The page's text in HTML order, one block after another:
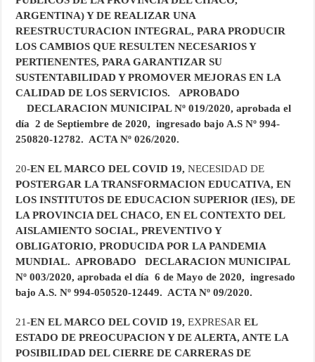
ARGENTINA) Y DE REALIZAR UNA
REESTRUCTURACION INTEGRAL, PARA PRODUCIR
LOS CAMBIOS QUE RESULTEN NECESARIOS Y
PERTIENENTES, PARA GARANTIZAR SU
SUSTENTABILIDAD Y PROMOVER MEJORAS EN LA
CALIDAD DE LOS SERVICIOS. APROBADO
DECLARACION MUNICIPAL Nº 019/2020, aprobada el
día 2 de Septiembre de 2020, ingresado bajo A.S Nº 994-
250820-12782. ACTA Nº 026/2020.
20-EN EL MARCO DEL COVID 19, NECESIDAD DE
POSTERGAR LA TRANSFORMACION EDUCATIVA, EN
LOS INSTITUTOS DE EDUCACION SUPERIOR (IES), DE
LA PROVINCIA DEL CHACO, EN EL CONTEXTO DEL
AISLAMIENTO SOCIAL, PREVENTIVO Y
OBLIGATORIO, PRODUCIDA POR LA PANDEMIA
MUNDIAL. APROBADO DECLARACION MUNICIPAL
Nº 003/2020, aprobada el día 6 de Mayo de 2020, ingresado
bajo A.S. Nº 994-050520-12449. ACTA Nº 09/2020.
21-EN EL MARCO DEL COVID 19,EXPRESAR EL
ESTADO DE PREOCUPACION Y DE ALERTA, ANTE LA
POSIBILIDAD DEL CIERRE DE CARRERAS DE